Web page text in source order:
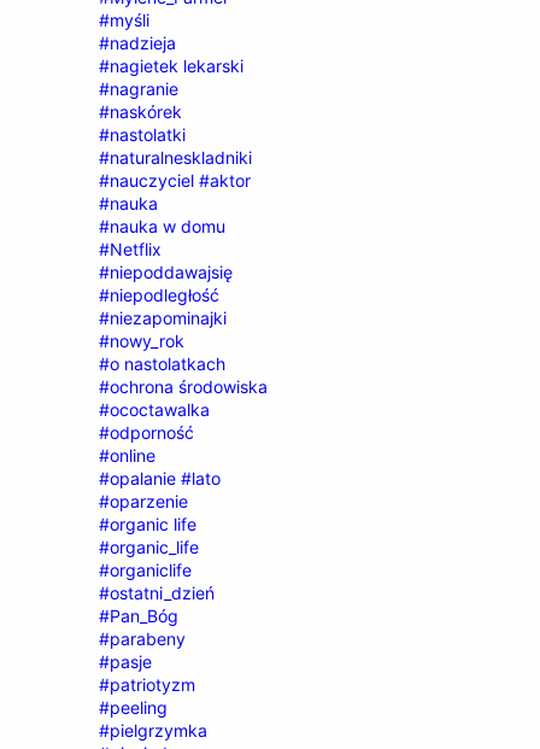
#myśli
#nadzieja
#nagietek lekarski
#nagranie
#naskórek
#nastolatki
#naturalneskladniki
#nauczyciel #aktor
#nauka
#nauka w domu
#Netflix
#niepoddawajsię
#niepodległość
#niezapominajki
#nowy_rok
#o nastolatkach
#ochrona środowiska
#ococtawalka
#odporność
#online
#opalanie #lato
#oparzenie
#organic life
#organic_life
#organiclife
#ostatni_dzień
#Pan_Bóg
#parabeny
#pasje
#patriotyzm
#peeling
#pielgrzymka